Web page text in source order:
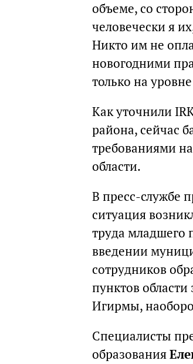
объеме, со
человечески я
Никто им не
новогодними
только на
Как уточнили
района, сейчас
требованиями
области.
В пресс-службе
ситуация
труда младшего
введении
сотрудников
пунктов
Игирмы,
Специалисты
образования